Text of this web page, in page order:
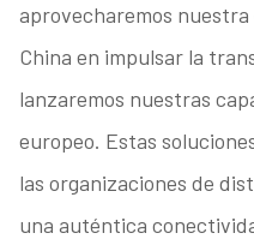
aprovecharemos
China en impulsar la
lanzaremos nuestras
europeo. Estas
las organizaciones de
una auténtica